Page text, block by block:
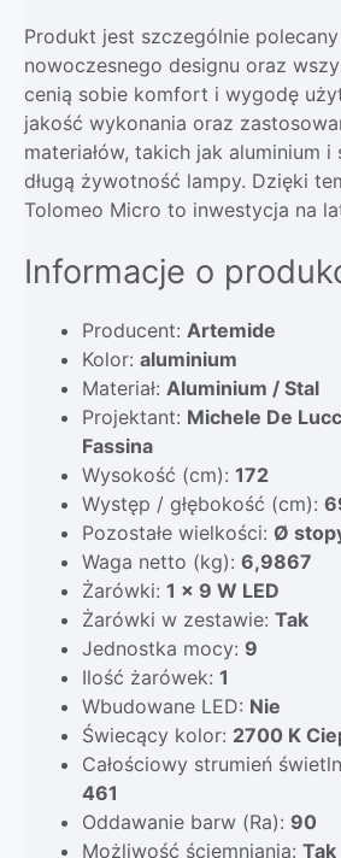
Produkt jest szczególnie
nowoczesnego designu oraz
cenią sobie komfort i wygodę
jakość wykonania oraz
materiałów, takich jak aluminium i
długą żywotność lampy. Dzięki
Tolomeo Micro to inwestycja na
Informacje o
Producent: Artemide
Kolor: aluminium
Materiał: Aluminium / Stal
Projektant: Michele De
Fassina
Wysokość (cm): 172
Występ / głębokość (cm):
Pozostałe wielkości: Ø
Waga netto (kg): 6,9867
Żarówki: 1 x 9 W LED
Żarówki w zestawie: Tak
Jednostka mocy: 9
Ilość żarówek: 1
Wbudowane LED: Nie
Świecący kolor: 2700 K
Całościowy strumień
461
Oddawanie barw (Ra): 90
Możliwość ściemniania: Tak